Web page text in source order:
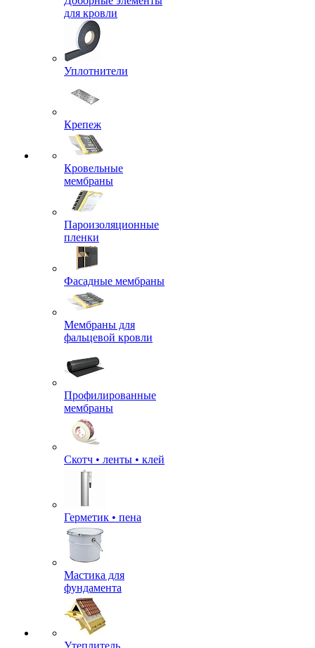
для кровли
Уплотнители
Крепеж
Кровельные
мембраны
Пароизоляционные
пленки
Фасадные мембраны
Мембраны для
фальцевой кровли
Профилированные
мембраны
Скотч • ленты • клей
Герметик • пена
Мастика для
фундамента
Утеплитель